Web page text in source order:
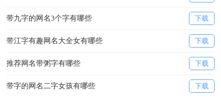
带九字的网名3个字有哪些 下载
带江字有趣网名大全女有哪些 下载
推荐网名带粥字有哪些 下载
带字的网名二字女孩有哪些 下载